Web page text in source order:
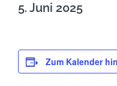
5. Juni 2025
Zum Kalender